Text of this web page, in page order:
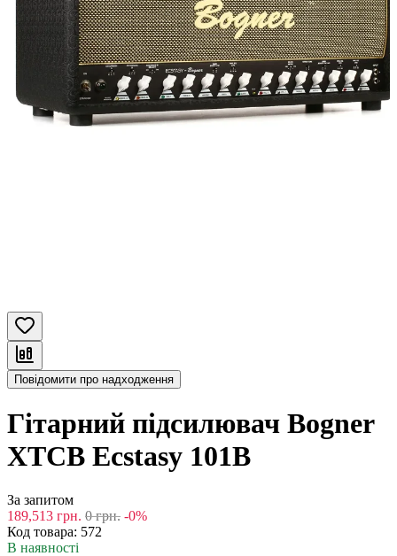
Повідомити про надходження
Гітарний підсилювач Bogner
XTCB Ecstasy 101B
За запитом
189,513 грн. 0 грн. -0%
Код товара: 572
В наявності